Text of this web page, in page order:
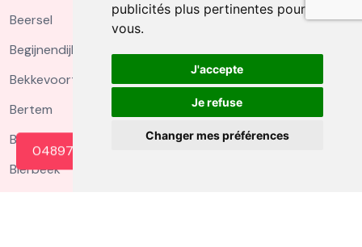
publicités plus pertinentes pour
vous.
J'accepte
Je refuse
Changer mes préférences
0489739009
Beersel
Begijnendijk
Bekkevoort
Bertem
Betekom
Bierbeek